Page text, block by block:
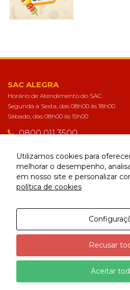
SAC ALEGRA
Horário de Atendimento do SAC:
Segunda a Sexta, das 08h00 às 18h00
Sábado, das 08h00 às 15h00
0800 011 3500
sac@alegra.com.br
CONECTE-SE
Utilizamos cookies para
melhorar o desempenho,
em nosso site e personalizar
política de cookies
Recusar
Aceitar